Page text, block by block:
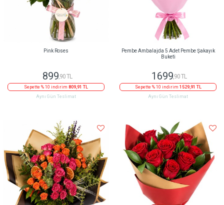
Pink Roses
899,90 TL
Sepette % 10 indirim 809,91 TL
Aynı Gün Teslimat
Pembe Ambalajda 5 Adet Pembe Şakayık
Buketi
1699 ,90 TL
Sepette % 10 indirim 1529,91 TL
Aynı Gün Teslimat